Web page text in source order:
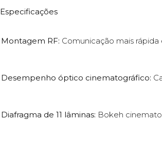
Especificações
Montagem RF: Comunicação mais
Desempenho óptico cinematográfico:
Diafragma de 11 lâminas: Bokeh